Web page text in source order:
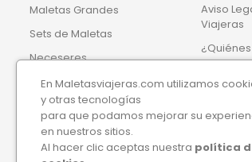
Maletas Grandes
Sets de Maletas
Neceseres
Bolsas de Viaje
Accesorios de viaje
Mochilas
Maletas y Mochilas Infantiles
Aviso
Viajeras
Tiendas
En Maletasviajeras.com utilizamos
y otras tecnologías
para que podamos mejorar su
en nuestros sitios.
Al hacer clic aceptas nuestra política